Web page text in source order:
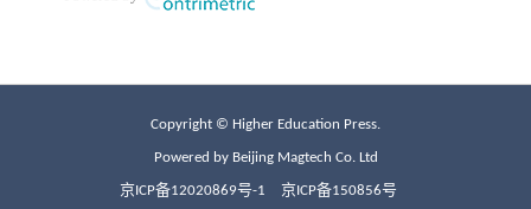
Copyright © Higher Education Press.
Powered by Beijing Magtech Co. Ltd
京ICP备12020869号-1 京ICP备150856号